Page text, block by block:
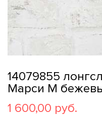
14079855
Марси М
1 600,00 руб.